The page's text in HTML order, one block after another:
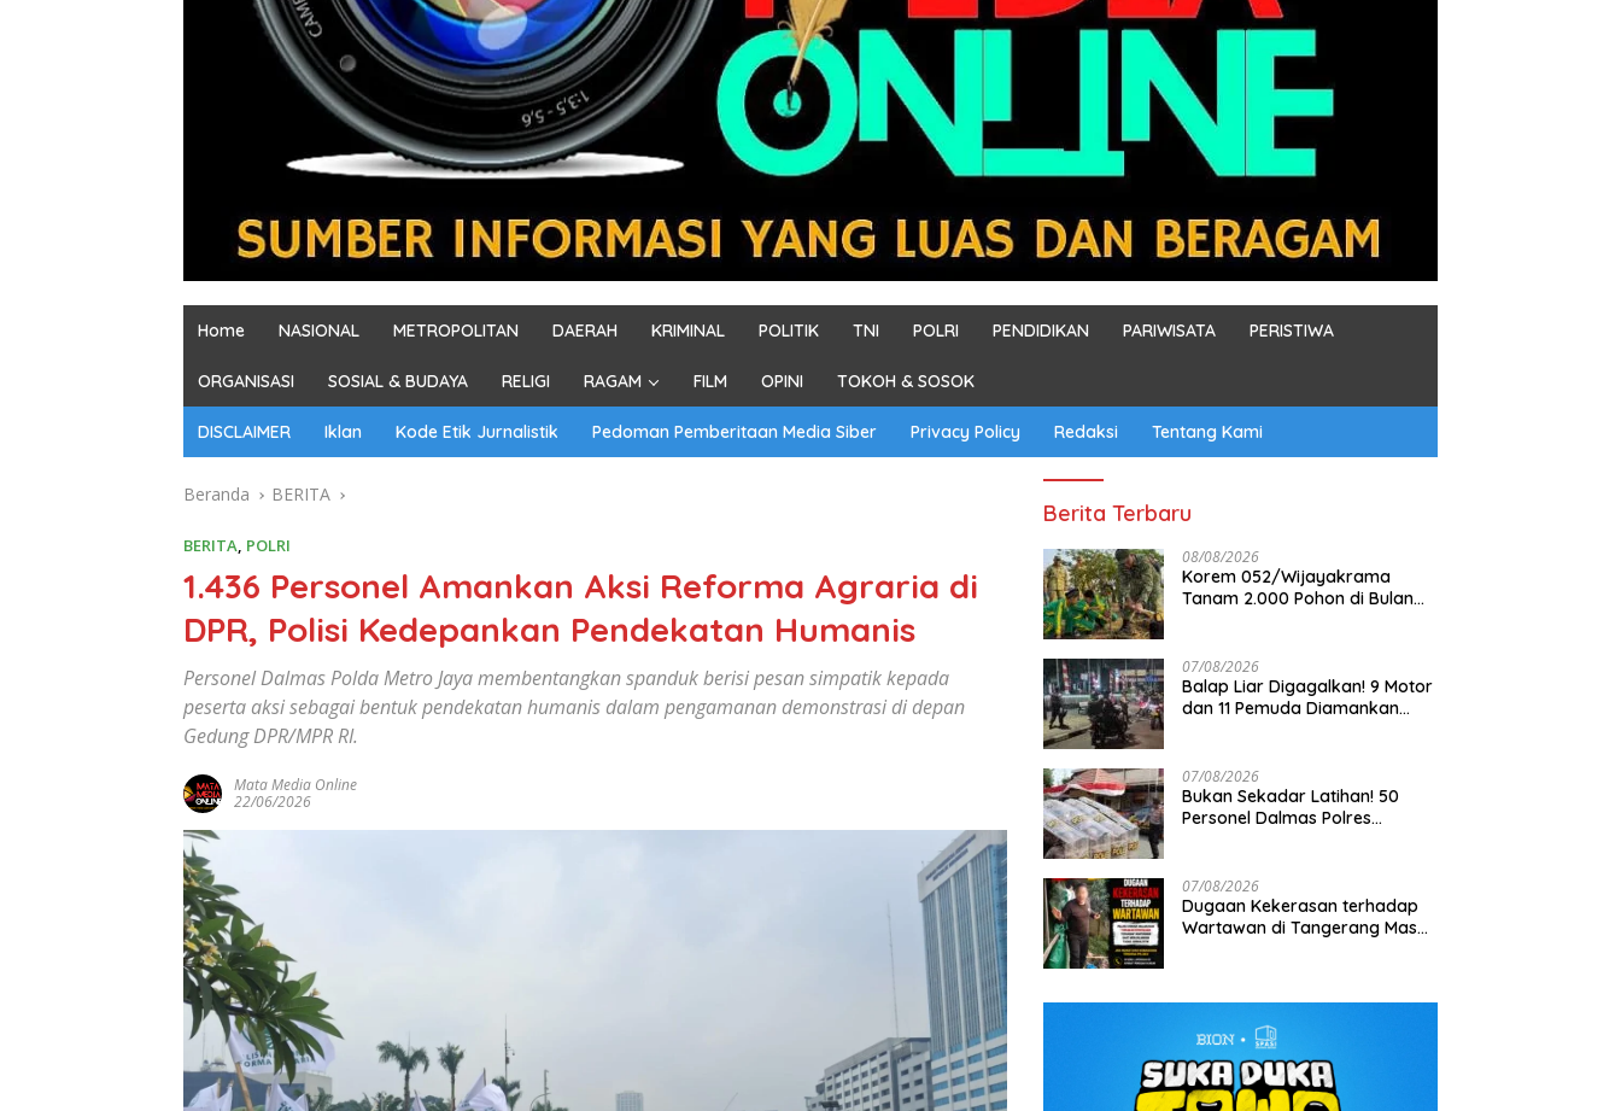
Home NASIONAL METROPOLITAN DAERAH KRIMINAL POLITIK TNI POLRI PENDIDIKAN PARIWISATA PERISTIWA
ORGANISASI SOSIAL & BUDAYA RELIGI RAGAM FILM OPINI TOKOH & SOSOK
DISCLAIMER Iklan Kode Etik Jurnalistik Pedoman Pemberitaan Media Siber Privacy Policy Redaksi Tentang Kami
Beranda BERITA
BERITA, POLRI
1.436 Personel Amankan Aksi Reforma Agraria di
DPR, Polisi Kedepankan Pendekatan Humanis
Personel Dalmas Polda Metro Jaya membentangkan spanduk berisi pesan simpatik kepada
peserta aksi sebagai bentuk pendekatan humanis dalam pengamanan demonstrasi di depan
Gedung DPR/MPR RI.
Mata Media Online
22/06/2026
Berita Terbaru
08/08/2026
Korem 052/Wijayakrama
Tanam 2.000 Pohon di Bulan
07/08/2026
Balap Liar Digagalkan! 9 Motor
dan 11 Pemuda Diamankan
07/08/2026
Bukan Sekadar Latihan! 50
Personel Dalmas Polres
07/08/2026
Dugaan Kekerasan terhadap
Wartawan di Tangerang Masuk